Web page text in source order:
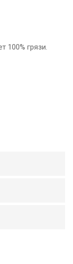
100% грязи.